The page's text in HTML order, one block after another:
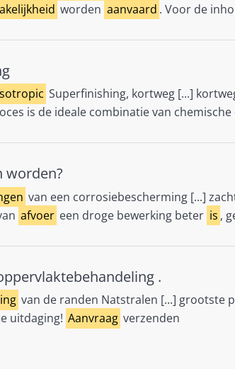
worden aanvaard . Voor de
Superfinishing, kortweg [...]
is de ideale combinatie van chemische
worden?
van een corrosiebescherming [...]
afvoer een droge bewerking beter is ,
.
van de randen Natstralen [...] grootste
uitdaging! Aanvraag verzenden